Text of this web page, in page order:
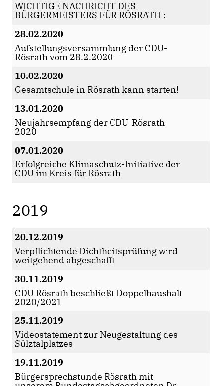
WICHTIGE NACHRICHT DES
BÜRGERMEISTERS FÜR RÖSRATH :
28.02.2020
Aufstellungsversammlung der CDU-
Rösrath vom 28.2.2020
10.02.2020
Gesamtschule in Rösrath kann starten!
13.01.2020
Neujahrsempfang der CDU-Rösrath
2020
07.01.2020
Erfolgreiche Klimaschutz-Initiative der
CDU im Kreis für Rösrath
2019
20.12.2019
Verpflichtende Dichtheitsprüfung wird
weitgehend abgeschafft
30.11.2019
CDU Rösrath beschließt Doppelhaushalt
2020/2021
25.11.2019
Videostatement zur Neugestaltung des
Sülztalplatzes
19.11.2019
Bürgersprechstunde Rösrath mit